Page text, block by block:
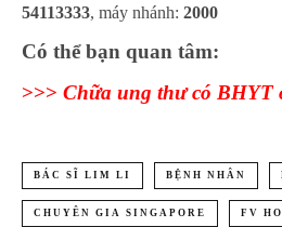
54113333, máy nhánh: 2000
Có thể bạn quan tâm:
>>> Chữa ung thư có BHYT
BÁC SĨ LIM LI BỆNH NHÂN
CHUYÊN GIA SINGAPORE FV